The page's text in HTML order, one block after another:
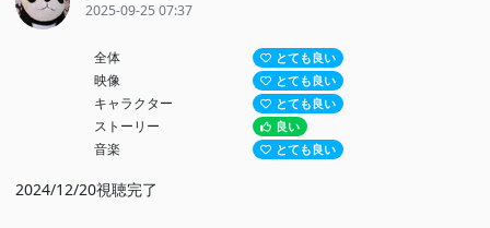
2025-09-25 07:37
全体 とても良い
映像 とても良い
キャラクター とても良い
ストーリー 良い
音楽 とても良い
2024/12/20視聴完了